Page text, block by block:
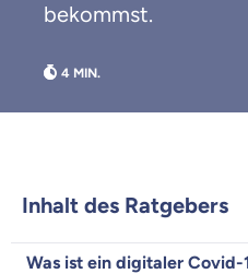
bekommst.
Inhalt des Ratgebers
Was ist ein digitaler
du dich gut
Vergleich mit anderen
Versicherungen zu